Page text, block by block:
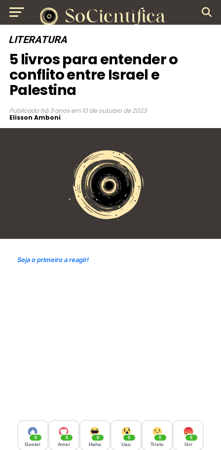
LITERATURA
5 livros para entender o
conflito entre Israel e
Palestina
Publicado há 3 anos em 10 de outubro de 2023
Elisson Amboni
Seja o primeiro a reagir!
0
Gostei
0
Amei
0
Haha
0
Uau
0
Triste
0
Grr